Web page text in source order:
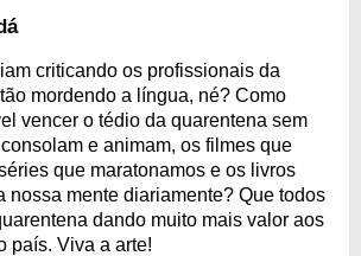
criticando os profissionais da
mordendo a língua, né? Como
vencer o tédio da quarentena sem
e animam, os filmes que
que maratonamos e os livros
nossa mente diariamente? Que todos
dando muito mais valor aos
país. Viva a arte!